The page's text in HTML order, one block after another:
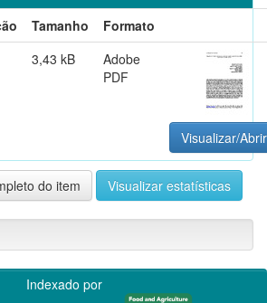
Tamanho
Formato
3,43 kB
Adobe
PDF
Visualizar/Abrir
do item Visualizar estatísticas
Indexado por